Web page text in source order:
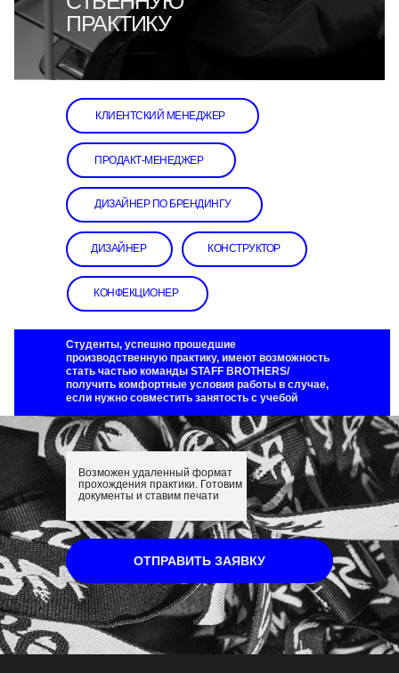
ПРАКТИКУ
КЛИЕНТСКИЙ МЕНЕДЖЕР
ДИЗАЙНЕР
Студенты, успешно прошедшие
производственную практику, имеют возможность
стать частью команды STAFF BROTHERS/
получить комфортные условия работы в случае,
если нужно совместить занятость с учебой
ДИЗАЙНЕР ПО БРЕНДИНГУ
ПРОДАКТ-МЕНЕДЖЕР
КОНСТРУКТОР
КОНФЕКЦИОНЕР
ОТПРАВИТЬ ЗАЯВКУ
Возможен удаленный формат
прохождения практики. Готовим
документы и ставим печати